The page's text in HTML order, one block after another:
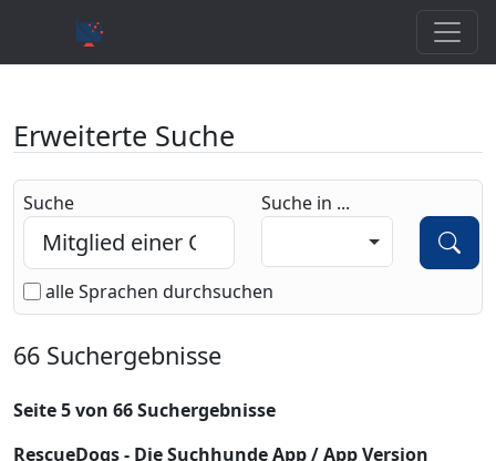
Erweiterte Suche
Suche Suche in ...
alle Sprachen durchsuchen
66 Suchergebnisse
Seite 5 von 66 Suchergebnisse
RescueDogs - Die Suchhunde App / App Version